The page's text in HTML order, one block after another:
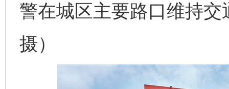
警在城区主要路口维持
摄）